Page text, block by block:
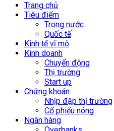
Trang chủ
Tiêu điểm
Trong nước
Quốc tế
Kinh tế vĩ mô
Kinh doanh
Chuyển động
Thị trường
Start up
Chứng khoán
Nhịp đập thị trường
Cổ phiếu nóng
Ngân hàng